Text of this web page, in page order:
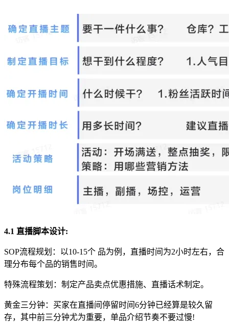
4.1 直播脚本设计:
SOP流程规划：以10-15个 品为例，直播时间为2小时左右，合
理分布每个品的销售时间。
特殊流程策划：制定产品卖点优惠措施、直播话术制定。
黄金三分钟：买家在直播间停留时间6分钟已经算是较久留
存，其中前三分钟尤为重要，单品介绍节奏不要过慢!